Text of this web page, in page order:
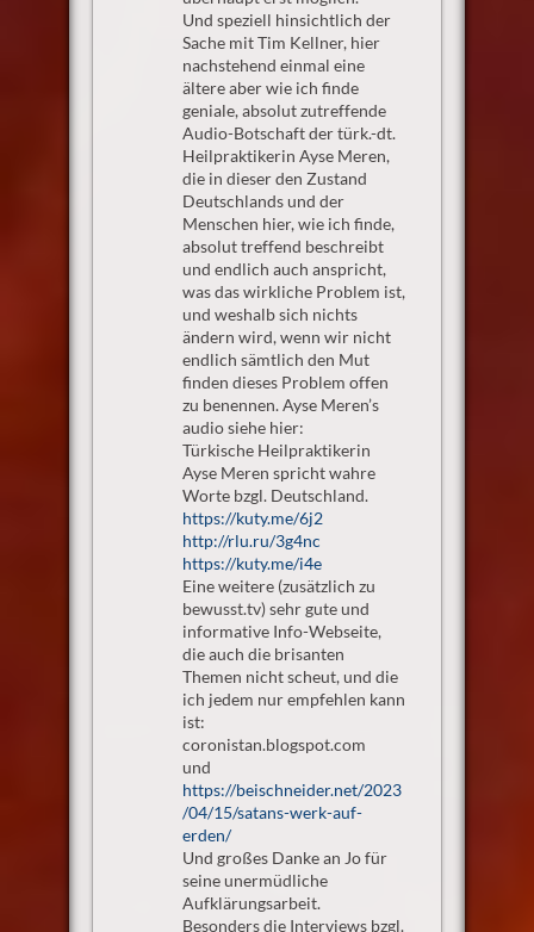
Und speziell hinsichtlich der
Sache mit Tim Kellner, hier
nachstehend einmal eine
ältere aber wie ich finde
geniale, absolut zutreffende
Audio-Botschaft der türk.-dt.
Heilpraktikerin Ayse Meren,
die in dieser den Zustand
Deutschlands und der
Menschen hier, wie ich finde,
absolut treffend beschreibt
und endlich auch anspricht,
was das wirkliche Problem ist,
und weshalb sich nichts
ändern wird, wenn wir nicht
endlich sämtlich den Mut
finden dieses Problem offen
zu benennen. Ayse Meren’s
audio siehe hier:
Türkische Heilpraktikerin
Ayse Meren spricht wahre
Worte bzgl. Deutschland.
https://kuty.me/6j2
http://rlu.ru/3g4nc
https://kuty.me/i4e
Eine weitere (zusätzlich zu
bewusst.tv) sehr gute und
informative Info-Webseite,
die auch die brisanten
Themen nicht scheut, und die
ich jedem nur empfehlen kann
ist:
coronistan.blogspot.com
und
https://beischneider.net/2023
/04/15/satans-werk-auf-
erden/
Und großes Danke an Jo für
seine unermüdliche
Aufklärungsarbeit.
Besonders die Interviews bzgl.